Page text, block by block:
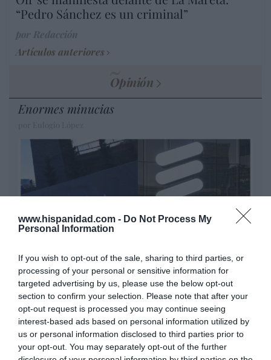
www.hispanidad.com - Do Not Process My
Personal Information
If you wish to opt-out of the sale, sharing to third parties, or
processing of your personal or sensitive information for
targeted advertising by us, please use the below opt-out
section to confirm your selection. Please note that after your
opt-out request is processed you may continue seeing
interest-based ads based on personal information utilized by
us or personal information disclosed to third parties prior to
your opt-out. You may separately opt-out of the further
“Pedro Sánchez es un criminal”
Artículos anteriores
Opinión
Enormes minucias
Nokia, Ericsson... Huawei: lo que importan
son las patentes
Eulogio López
Isabel Pantoja pierde dos pleitos